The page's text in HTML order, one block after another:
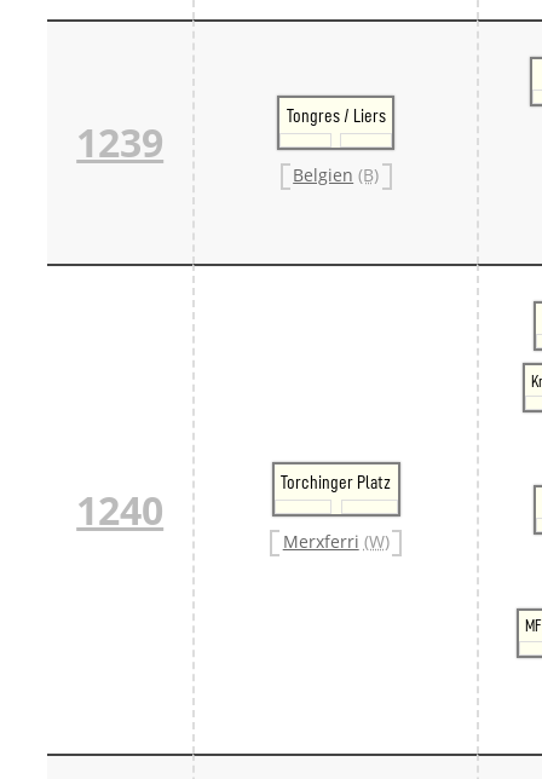
1239
Tongres / Liers
Belgien (B)
1240
Torchinger Platz
Merxferri (W)